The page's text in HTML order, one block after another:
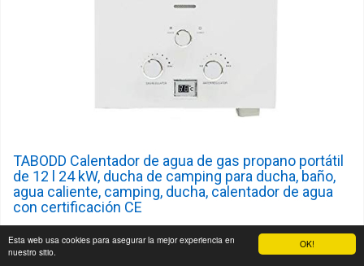
OK!
Esta web usa cookies para asegurar la mejor experiencia en
nuestro sitio.
TABODD Calentador de agua de gas propano portátil
de 12 l 24 kW, ducha de camping para ducha, baño,
agua caliente, camping, ducha, calentador de agua
con certificación CE
Certificado CE: el calentador de agua TABODD está
certificado por la CE y dispone de varias